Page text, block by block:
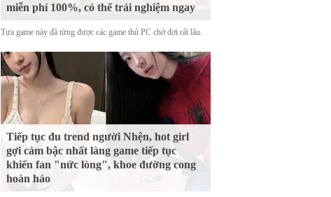
miễn phí 100%, có thể trải nghiệm ngay
Tựa game này đã từng được các game thủ PC chờ đợi rất lâu.
Tiếp tục đu trend người Nhện, hot girl
gợi cảm bậc nhất làng game tiếp tục
khiến fan "nức lòng", khoe đường cong
hoàn hảo